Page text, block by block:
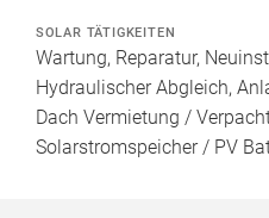
SOLAR TÄTIGKEITEN
Wartung, Reparatur,
Hydraulischer Abgleich,
Dach Vermietung /
Solarstromspeicher / PV